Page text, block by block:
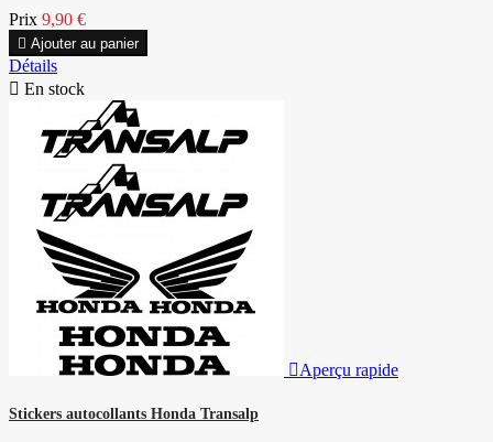
Prix 9,90 €
 Ajouter au panier
Détails
 En stock
Aperçu rapide
Stickers autocollants Honda Transalp